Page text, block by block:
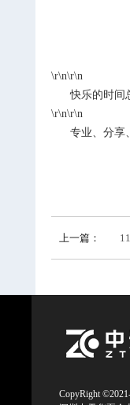
\r\n\r\n
快乐的时间总
\r\n\r\n
专业、分享、
上一篇：
CopyRight